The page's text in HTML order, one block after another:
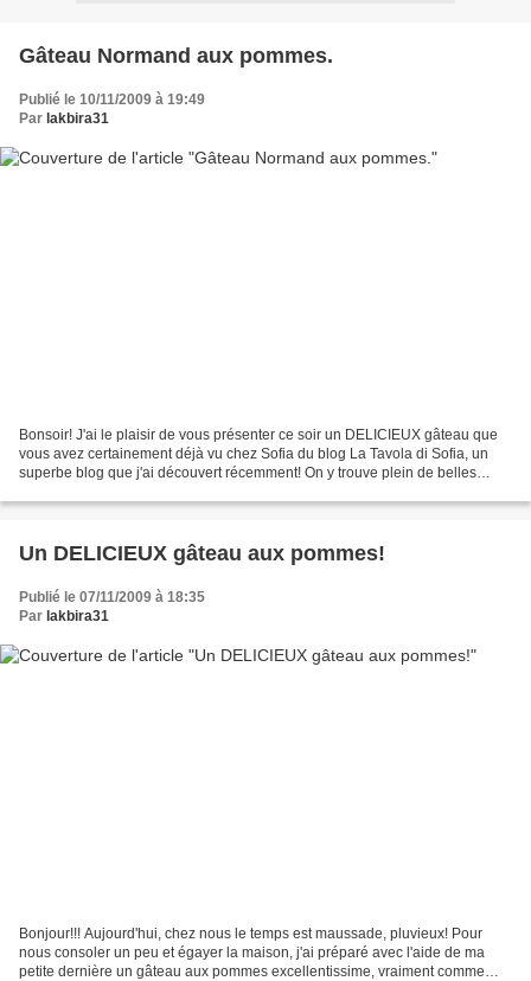
Gâteau Normand aux pommes.
Publié le 10/11/2009 à 19:49
Par lakbira31
Bonsoir! J'ai le plaisir de vous présenter ce soir un DELICIEUX gâteau que
vous avez certainement déjà vu chez Sofia du blog La Tavola di Sofia, un
superbe blog que j'ai découvert récemment! On y trouve plein de belles
Un DELICIEUX gâteau aux pommes!
Publié le 07/11/2009 à 18:35
Par lakbira31
Bonjour!!! Aujourd'hui, chez nous le temps est maussade, pluvieux! Pour
nous consoler un peu et égayer la maison, j'ai préparé avec l'aide de ma
petite dernière un gâteau aux pommes excellentissime, vraiment comme